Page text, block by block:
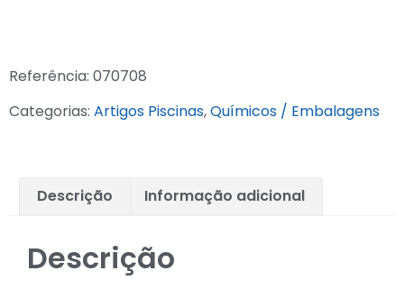
Referência: 070708
Categorias: Artigos Piscinas,Químicos / Embalagens
Descrição Informação adicional
Descrição